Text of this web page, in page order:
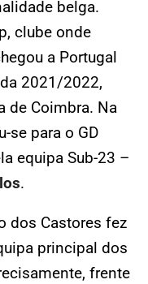
belga.
clube onde
a Portugal
2021/2022,
de Coimbra. Na
se para o GD
equipa Sub-23 –
.
dos Castores fez
principal dos
frente